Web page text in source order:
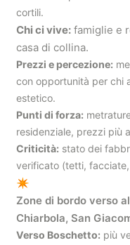
cortili.
Chi ci vive: famiglie e
casa di collina.
Prezzi e percezione:
con opportunità per chi
estetico.
Punti di forza:
residenziale, prezzi più
Criticità: stato dei
verificato (tetti,
✴
Zone di bordo verso
Chiarbola, San
Verso Boschetto: più